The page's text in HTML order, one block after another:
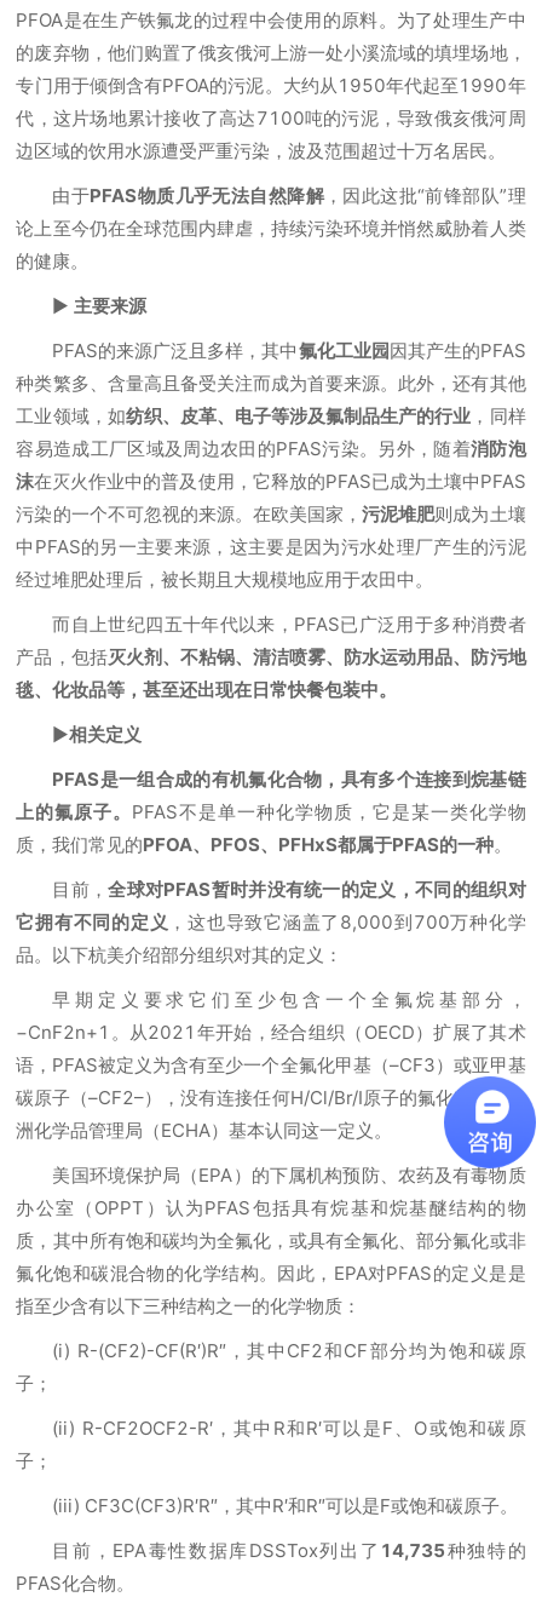
PFOA是在生产铁氟龙的过程中会使用的原料。为了处理生产中
的废弃物，他们购置了俄亥俄河上游一处小溪流域的填埋场地，
专门用于倾倒含有PFOA的污泥。大约从1950年代起至1990年
代，这片场地累计接收了高达7100吨的污泥，导致俄亥俄河周
边区域的饮用水源遭受严重污染，波及范围超过十万名居民。
由于PFAS物质几乎无法自然降解，因此这批“前锋部队”理
论上至今仍在全球范围内肆虐，持续污染环境并悄然威胁着人类
的健康。
▶主要来源
PFAS的来源广泛且多样，其中氟化工业园因其产生的PFAS
种类繁多、含量高且备受关注而成为首要来源。此外，还有其他
工业领域，如纺织、皮革、电子等涉及氟制品生产的行业 ，同样
容易造成工厂区域及周边农田的PFAS污染。另外，随着消防泡
沫在灭火作业中的普及使用，它释放的PFAS已成为土壤中PFAS
污染的一个不可忽视的来源。在欧美国家，污泥堆肥则成为土壤
中PFAS的另一主要来源，这主要是因为污水处理厂产生的污泥
经过堆肥处理后，被长期且大规模地应用于农田中。
而自上世纪四五十年代以来，PFAS已广泛用于多种消费者
产品，包括灭火剂、不粘锅、清洁喷雾、防水运动用品、防污地
毯、化妆品等，甚至还出现在日常快餐包装中。
▶相关定义
PFAS是一组合成的有机氟化合物，具有多个连接到烷基链
上的氟原子。 PFAS不是单一种化学物质，它是某一类化学物
质，我们常见的PFOA、PFOS、PFHxS都属于PFAS的一种。
目前，全球对PFAS暂时并没有统一的定义，不同的组织对
它拥有不同的定义 ，这也导致它涵盖了8,000到700万种化学
品。以下杭美介绍部分组织对其的定义：
早期定义要求它们至少包含一个全氟烷基部分，
−CnF2n+1。从2021年开始，经合组织（OECD）扩展了其术
语，PFAS被定义为含有至少一个全氟化甲基（–CF3）或亚甲基
碳原子（–CF2–），没有连接任何H/Cl/Br/I原子的氟化物质。欧
洲化学品管理局（ECHA）基本认同这一定义。
美国环境保护局（EPA）的下属机构预防、农药及有毒物质
办公室（OPPT）认为PFAS包括具有烷基和烷基醚结构的物
质，其中所有饱和碳均为全氟化，或具有全氟化、部分氟化或非
氟化饱和碳混合物的化学结构。因此，EPA对PFAS的定义是是
指至少含有以下三种结构之一的化学物质：
(i) R-(CF2)-CF(R′)R″，其中CF2和CF部分均为饱和碳原
子；
(ii) R-CF2OCF2-R′，其中R和R′可以是F、O或饱和碳原
子；
(iii) CF3C(CF3)R′R″，其中R′和R″可以是F或饱和碳原子。
目前，EPA毒性数据库DSSTox列出了 14,735种独特的
PFAS化合物。